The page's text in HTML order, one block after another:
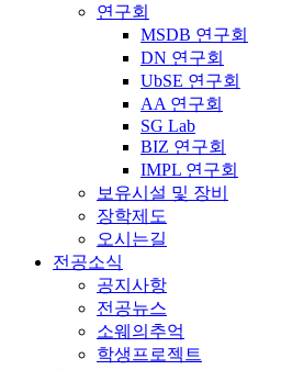
연구회
MSDB 연구회
DN 연구회
UbSE 연구회
AA 연구회
SG Lab
BIZ 연구회
IMPL 연구회
보유시설 및 장비
장학제도
오시는길
전공소식
공지사항
전공뉴스
소웨의추억
학생프로젝트